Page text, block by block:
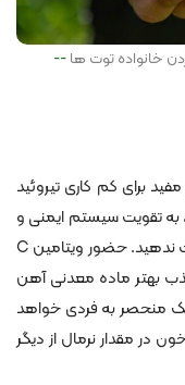
خانواده توت ها
برای کم کاری تیروئید
به تقویت سیستم ایمنی و
گوارشی کمک بسزایی کند، میوه کیوه را از دست ندهید. حضور ویتامین C
بهتر ماده معدنی آهن
منحصر به فردی خواهد
در مقدار نرمال از دیگر